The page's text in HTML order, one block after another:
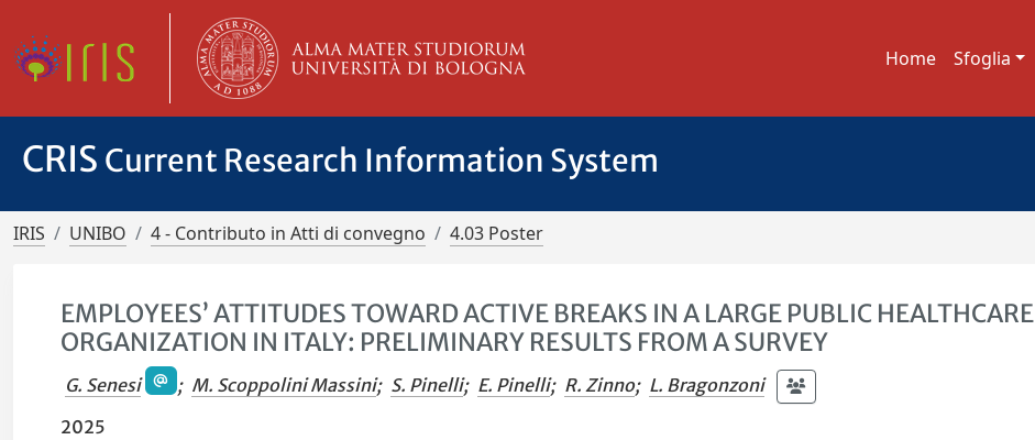
Home Sfoglia
CRIS Current Research Information System
IRIS UNIBO 4 - Contributo in Atti di convegno 4.03 Poster
EMPLOYEES’ ATTITUDES TOWARD ACTIVE BREAKS IN A LARGE PUBLIC HEALTHCARE
ORGANIZATION IN ITALY: PRELIMINARY RESULTS FROM A SURVEY
G. Senesi ; M. Scoppolini Massini; S. Pinelli; E. Pinelli; R. Zinno; L. Bragonzoni
2025